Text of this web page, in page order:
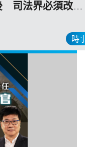
時
司法界必須改